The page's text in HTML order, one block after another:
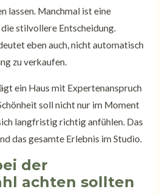
lassen. Manchmal ist eine
stilvollere Entscheidung.
eben auch, nicht automatisch
zu verkaufen.
ein Haus mit Expertenanspruch
soll nicht nur im Moment
langfristig richtig anfühlen. Das
das gesamte Erlebnis im Studio.
der
achten sollten